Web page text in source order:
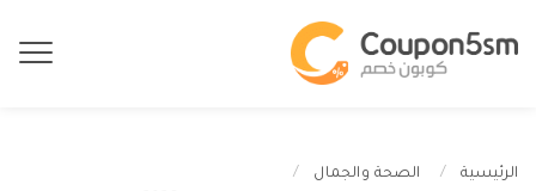
الرئيسية
الصحة والجمال